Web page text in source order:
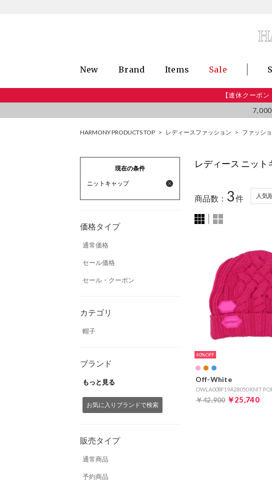
New Brand Items Sale
【連休クーポ
HARMONY PRODUCTS TOP > レディースファッション > ファッシ
現在の条件
ニットキャップ
価格タイプ
通常価格
セール価格
セール・クーポン
カテゴリ
帽子
ブランド
もっと見る
お気に入りブランドで検索
販売タイプ
通常商品
予約商品
レディース ニット
商品数： 3件
40%
Off-White
￥42,900 ￥25,740